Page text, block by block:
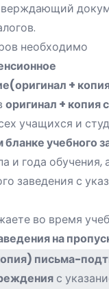
необходимо
+
оригинал + копия
учащихся и
учебного
и года обучения,
заведения с
во время
на
письма-
с